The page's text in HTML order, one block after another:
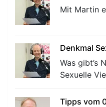
Mit Martin
Denkmal
Was gibt’s
Sexuelle
Tipps vom